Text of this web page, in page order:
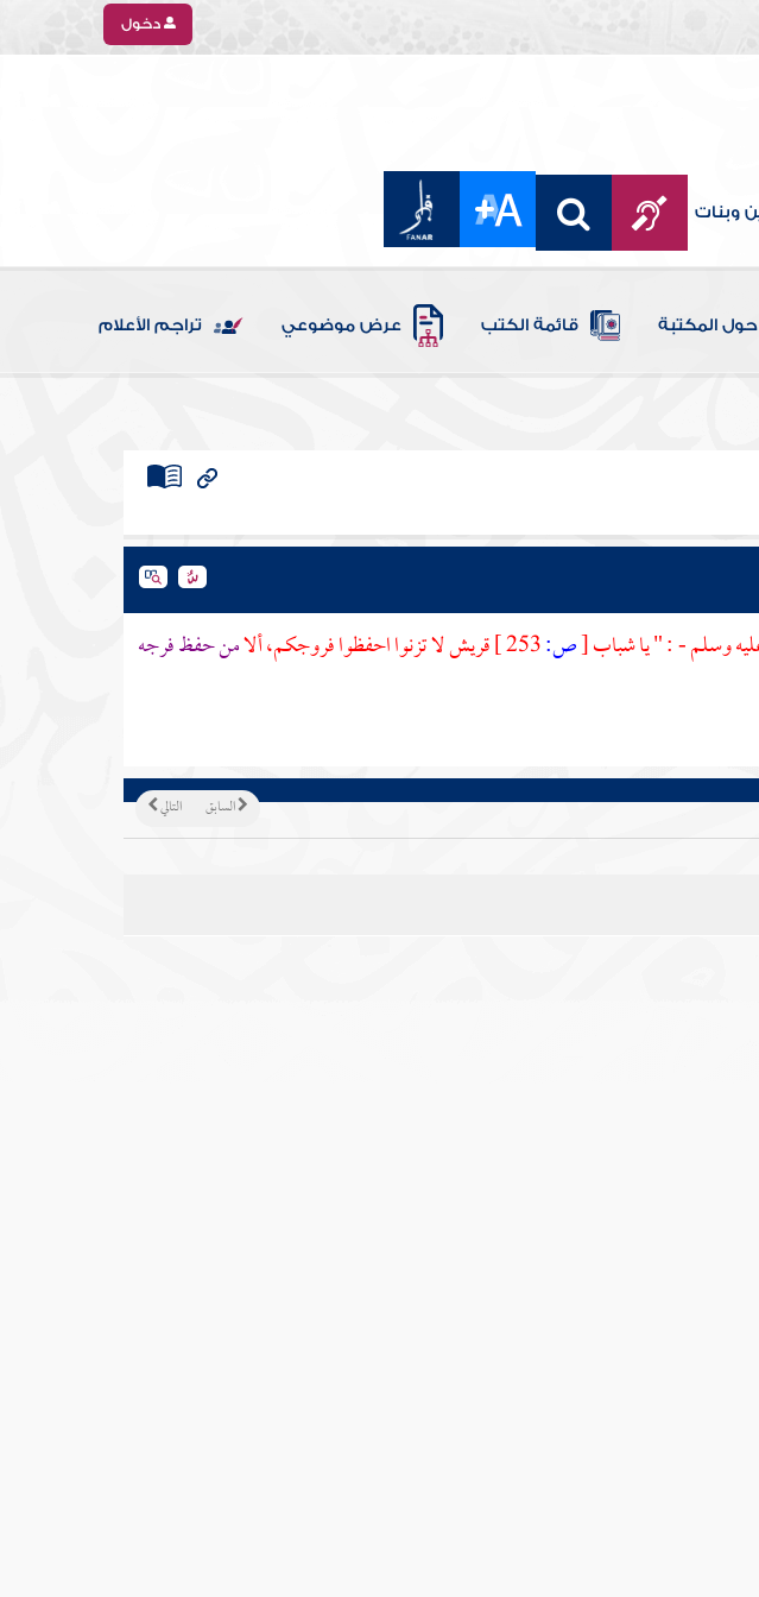
دخول
وبنات
حول المكتبة قائمة الكتب عرض موضوعي تراجم الأعلام
وسلم - : " يا شباب[ص: قريشلا تزنوا احفظوا فروجكم، ألامن حفظ فرجه
التالي السابق